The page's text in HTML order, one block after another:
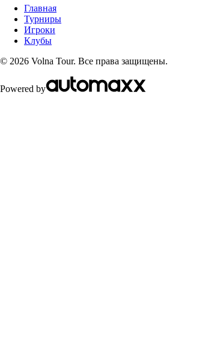
Главная
Турниры
Игроки
Клубы
© 2026 Volna Tour. Все права защищены.
Powered by